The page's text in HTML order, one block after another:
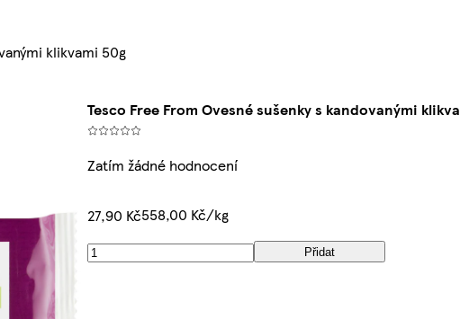
klikvami 50g
Tesco Free From Ovesné sušenky s kandovanými
Zatím žádné hodnocení
27,90 Kč558,00 Kč/kg
Přidat